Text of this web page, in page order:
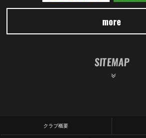
more
SITEMAP
クラブ概要